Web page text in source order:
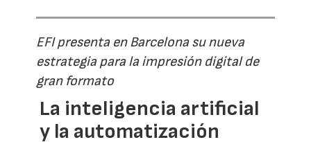
EFI presenta en Barcelona su nueva
estrategia para la impresión digital de
gran formato
La inteligencia artificial
y la automatización